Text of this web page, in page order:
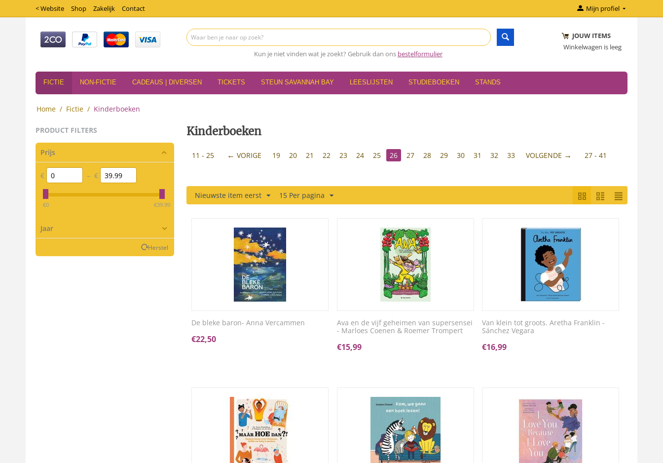
< Website Shop Zakelijk Contact Mijn profiel
Kun je niet vinden wat je zoekt? Gebruik dan ons bestelformulier
JOUW ITEMS
Winkelwagen is leeg
FICTIE NON-FICTIE CADEAUS | DIVERSEN TICKETS STEUN SAVANNAH BAY LEESLIJSTEN STUDIEBOEKEN STANDS
Home / Fictie / Kinderboeken
PRODUCT FILTERS
Prijs
€ – €
‎€0 ‎€39.99
Jaar
Herstel
Kinderboeken
11 - 25 VORIGE 19 20 21 22 23 24 25 26 27 28 29 30 31 32 33 VOLGENDE 27 - 41
Nieuwste item eerst 15 Per pagina
De bleke baron- Anna Vercammen
€22,50
Ava en de vijf geheimen van supersensei
- Marloes Coenen & Roemer Trompert
€15,99
Van klein tot groots. Aretha Franklin -
Sánchez Vegara
€16,99